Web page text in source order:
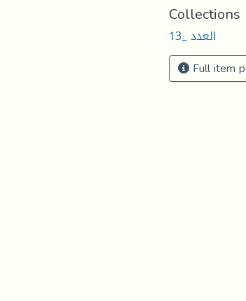
Collections
العدد _13
Full item